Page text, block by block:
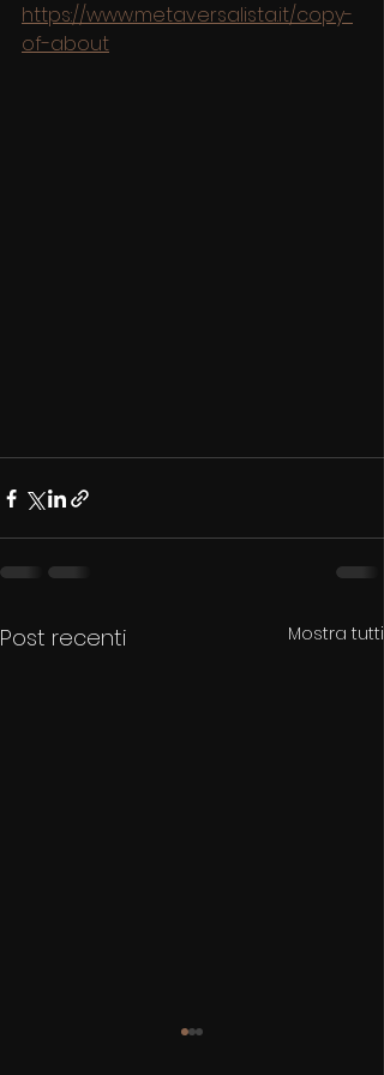
https://www.metaversalista.it/copy-
of-about
Post recenti Mostra tutti